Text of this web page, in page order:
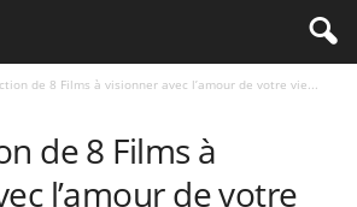
de 8 Films à visionner avec l’amour de votre vie...
de 8 Films à
l’amour de votre